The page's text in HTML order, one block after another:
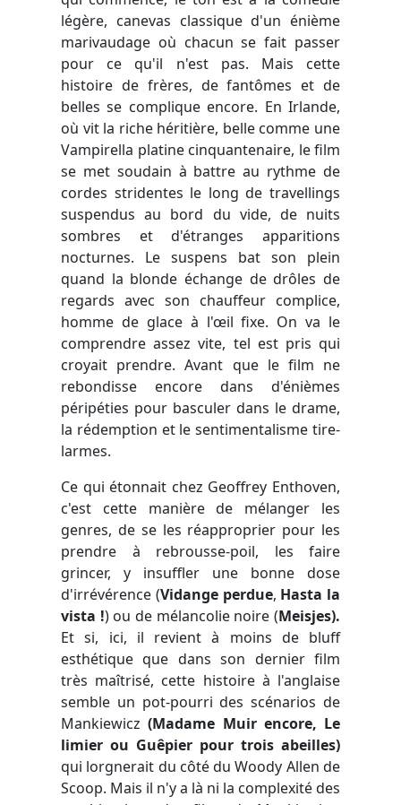
légère, canevas classique d'un énième
marivaudage où chacun se fait passer
pour ce qu'il n'est pas. Mais cette
histoire de frères, de fantômes et de
belles se complique encore. En Irlande,
où vit la riche héritière, belle comme une
Vampirella platine cinquantenaire, le film
se met soudain à battre au rythme de
cordes stridentes le long de travellings
suspendus au bord du vide, de nuits
sombres et d'étranges apparitions
nocturnes. Le suspens bat son plein
quand la blonde échange de drôles de
regards avec son chauffeur complice,
homme de glace à l'œil fixe. On va le
comprendre assez vite, tel est pris qui
croyait prendre. Avant que le film ne
rebondisse encore dans d'énièmes
péripéties pour basculer dans le drame,
la rédemption et le sentimentalisme tire-
larmes.
Ce qui étonnait chez Geoffrey Enthoven,
c'est cette manière de mélanger les
genres, de se les réapproprier pour les
prendre à rebrousse-poil, les faire
grincer, y insuffler une bonne dose
d'irrévérence (Vidange perdue, Hasta la
vista !) ou de mélancolie noire (Meisjes).
Et si, ici, il revient à moins de bluff
esthétique que dans son dernier film
très maîtrisé, cette histoire à l'anglaise
semble un pot-pourri des scénarios de
Mankiewicz (Madame Muir encore, Le
limier ou Guêpier pour trois abeilles)
qui lorgnerait du côté du Woody Allen de
Scoop. Mais il n'y a là ni la complexité des